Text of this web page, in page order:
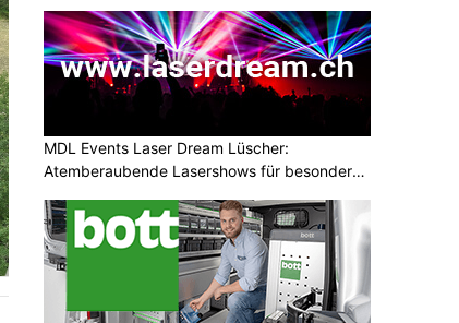
MDL Events Laser Dream Lüscher:
Atemberaubende Lasershows für besondere